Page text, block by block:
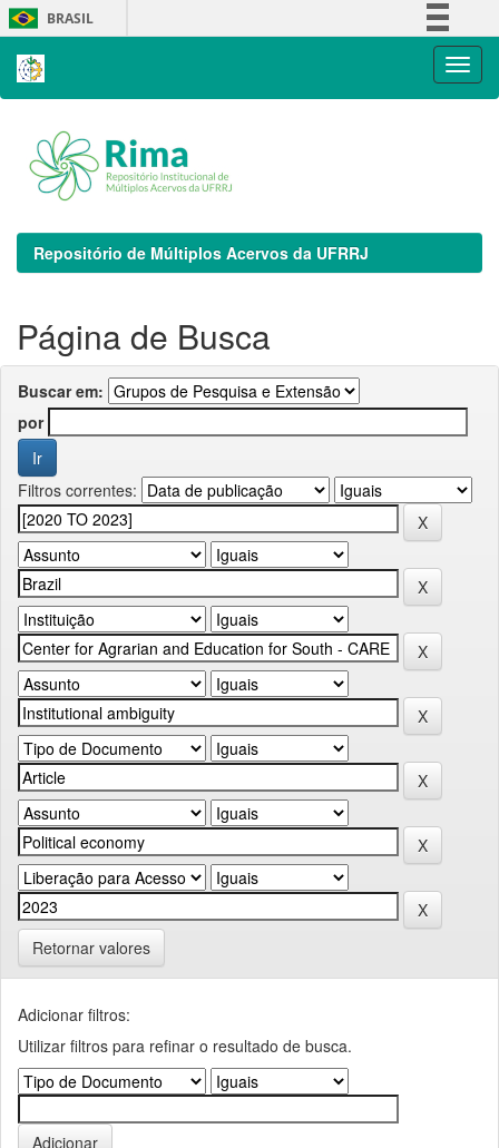
Skip
navigation
BRASIL
Repositório de Múltiplos Acervos da UFRRJ
Página de Busca
Buscar em:
por
Filtros correntes:
Retornar valores
Adicionar filtros:
Utilizar filtros para refinar o resultado de busca.